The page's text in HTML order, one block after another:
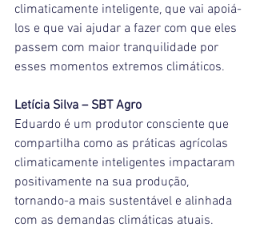
climaticamente inteligente, que vai apoiá-
los e que vai ajudar a fazer com que eles
passem com maior tranquilidade por
esses momentos extremos climáticos.
Letícia Silva – SBT Agro
Eduardo é um produtor consciente que
compartilha como as práticas agrícolas
climaticamente inteligentes impactaram
positivamente na sua produção,
tornando-a mais sustentável e alinhada
com as demandas climáticas atuais.